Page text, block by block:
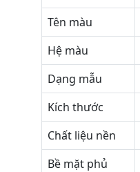
Tên màu
Hệ màu
Dạng mẫu
Kích thước
Chất liệu nền
Bề mặt phủ